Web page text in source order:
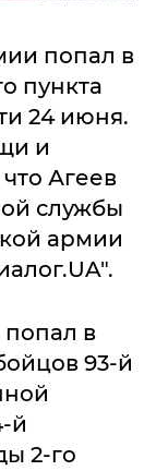
попал в
пункта
24 июня.
и
Агеев
службы
армии
попал в
93-й
й
2-го